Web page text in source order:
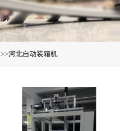
>>河北自动装箱机